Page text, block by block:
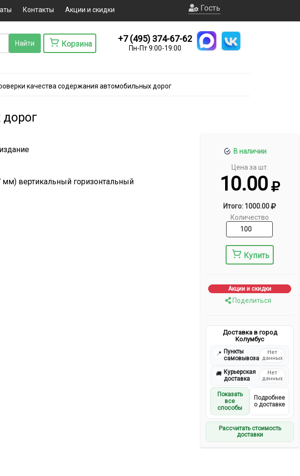
Контакты Акции и скидки Гость
Корзина
+7 (495) 374-67-62
Пн-Пт 9:00-19:00
качества содержания автомобильных дорог
дорог
В наличии
Цена за шт.
10.00
Итого: 1000.00
Количество
Купить
Акции и скидки
Поделиться
Доставка в город
Колумбус
📍 Пункты
самовывоза
Нет
данных
🚚 Курьерская
доставка
Нет
данных
Показать
все
способы
Подробнее
о доставке
Рассчитать стоимость
доставки
мм) вертикальный горизонтальный